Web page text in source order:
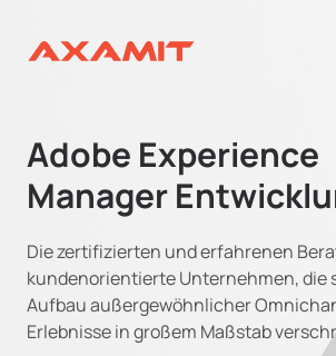
Adobe Experience
Manager
Die zertifizierten und erfahrenen
kundenorientierte Unternehmen, die
Aufbau außergewöhnlicher
Erlebnisse in großem Maßstab